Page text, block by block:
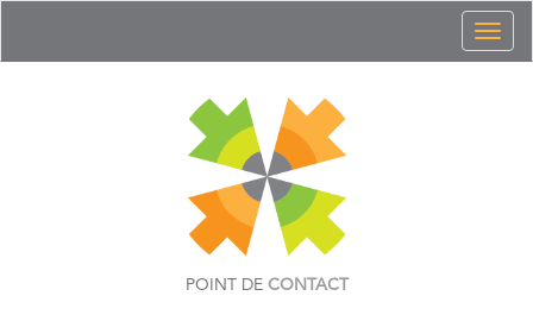
POINT DE CONTACT